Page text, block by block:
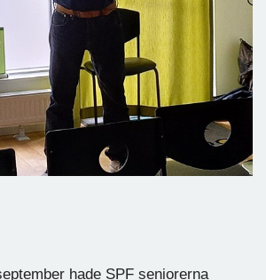
hade SPF seniorerna